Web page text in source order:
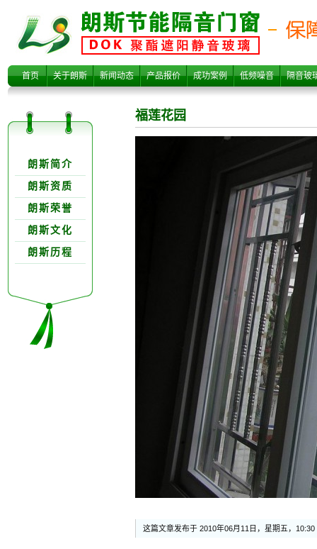
福莲花园
首页 关于朗斯 新闻动态 产品报价 成功案例 低频噪音 隔音玻
福莲花园
这篇文章发布于 2010年06月11日，星期五，
朗斯简介
朗斯资质
朗斯荣誉
朗斯文化
朗斯历程